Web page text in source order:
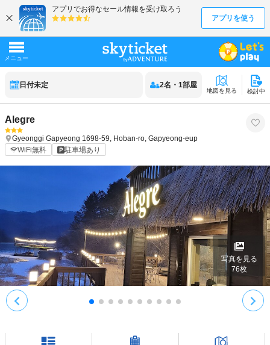
日付未定 2名 ・ 1部屋
地図を見る 検討中
Alegre
Gyeonggi Gapyeong 1698-59, Hoban-ro, Gapyeong-eup
WiFi無料
駐車場あり
写真を見る
76枚